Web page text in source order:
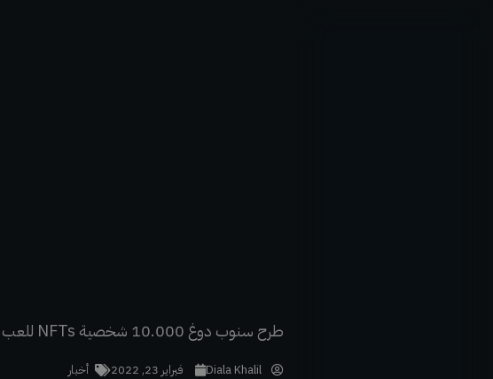
طرح سنوب دوغ 10.000 شخصية NFTs للعب في Sandbox – إحصل على Doggie الفريدة خاصتك
Diala Khalil فبراير 23, 2022 أخبار